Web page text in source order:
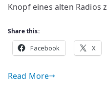
Knopf eines alten Radios
Share this:
Facebook X
Read More